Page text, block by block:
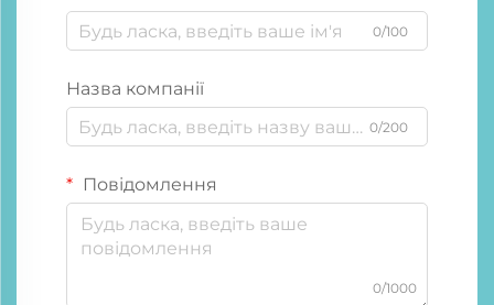
0/100
Назва компанії
0/200
Повідомлення
0/1000